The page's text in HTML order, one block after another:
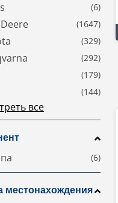
все
местонахождения